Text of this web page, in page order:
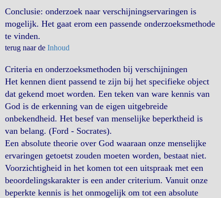
Conclusie: onderzoek naar verschijningservaringen is
mogelijk. Het gaat erom een passende onderzoeksmethode
te vinden.
terug naar de Inhoud
Criteria en onderzoeksmethoden bij verschijningen
Het kennen dient passend te zijn bij het specifieke object
dat gekend moet worden. Een teken van ware kennis van
God is de erkenning van de eigen uitgebreide
onbekendheid. Het besef van menselijke beperktheid is
van belang. (Ford - Socrates).
Een absolute theorie over God waaraan onze menselijke
ervaringen getoetst zouden moeten worden, bestaat niet.
Voorzichtigheid in het komen tot een uitspraak met een
beoordelingskarakter is een ander criterium. Vanuit onze
beperkte kennis is het onmogelijk om tot een absolute